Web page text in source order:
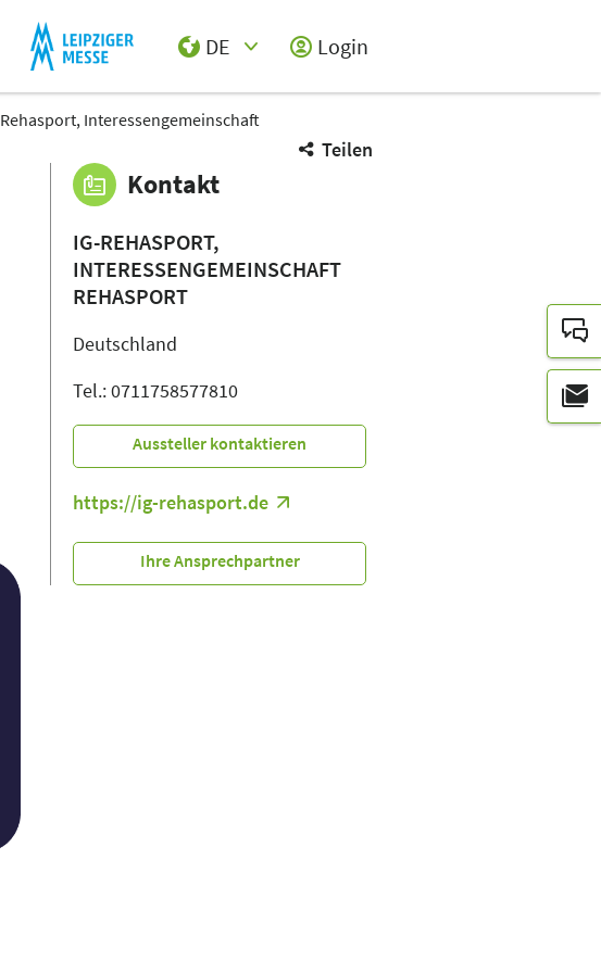
DE
Login
Rehasport, Interessengemeinschaft
Teilen
Kontakt
IG-REHASPORT,
INTERESSENGEMEINSCHAFT
REHASPORT
Deutschland
Tel.: 0711758577810
Aussteller kontaktieren
https://ig-rehasport.de
Ihre Ansprechpartner